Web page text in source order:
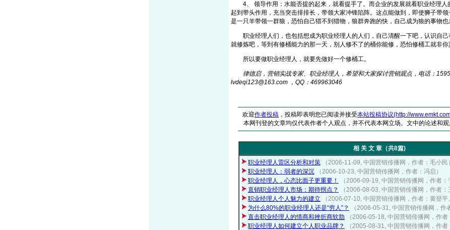
4、 领导作用：水能否提的起来，就看提手了。而企业的发展就看职业经理人
起到带头作用，充当突击排排长，带领大家冲锋陷阵。这点能做到，即使狮子带
是一只羊带领一群狼，恐怕自己猎不到猎物，狼群奔跑的快，自己成为狼的事物也
职业经理人们，也包括想成为职业经理人的人们，自己清醒一下吧，认识自己
就修炼吧，等到有修桶能力的那一天，别人修不了的桶你能修，恐怕修桶工就非你
所以要做职业经理人，就要先做好一个修桶工。
律德启，营销实战专家、职业经理人，希望和大家探讨营销观点，电话：
lvdeqi123@163.com ，QQ：469963046
欢迎作者投稿 ，投稿即表明您已阅读并接受本站投稿协议(http://
本网刊登的文章均仅代表作者个人观点，并不代表本网立场。文中的论述和观
相 关 文 章（共8篇)
职业经理人雷区分析和对策
（2006-11-09, 中国营销传播网，作者：毛小民）
职业经理人：弱者的深沉
（2006-10-23, 中国营销传播网，作者：冯启）
职业经理人，心态比面子更重要！
（2006-09-19, 中国营销传播网，作者：
直销职业经理人市场：期待拐点？
（2006-08-03, 中国营销传播网，作者：
职业经理人个人魅力的建立
（2006-07-10, 中国营销传播网，作者：黄登平
为什么80%的职业经理人还是“穷人”？
（2006-05-31, 中国营销传播网，作
直击职业经理人的情商和挫折商软肋
（2006-05-18, 中国营销传播网，作者
职业经理人如何建立个人职业品牌？
（2005-08-31, 中国营销传播网，作者